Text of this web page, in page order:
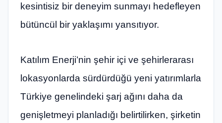
kesintisiz bir deneyim sunmayı hedefleyen
bütüncül bir yaklaşımı yansıtıyor.
Katılım Enerji’nin şehir içi ve şehirlerarası
lokasyonlarda sürdürdüğü yeni yatırımlarla
Türkiye genelindeki şarj ağını daha da
genişletmeyi planladığı belirtilirken, şirketin